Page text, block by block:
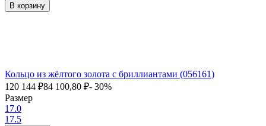
В корзину
Кольцо из жёлтого золота с бриллиантами (056161)
120 144 ₽84 100,80 ₽- 30%
Размер
17.0
17.5